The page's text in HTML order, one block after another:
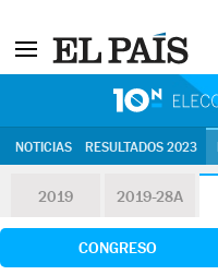
NOTICIAS RESULTADOS 2023
2019 2019-28A
CONGRESO